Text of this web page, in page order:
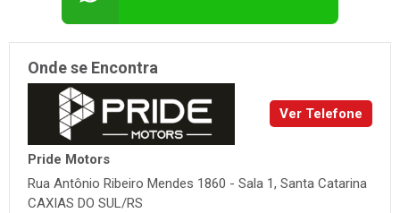
Onde se Encontra
Ver Telefone
Pride Motors
Rua Antônio Ribeiro Mendes 1860 - Sala 1, Santa Catarina
CAXIAS DO SUL/RS